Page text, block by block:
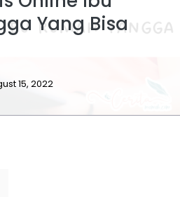
Yang Bisa
15, 2022